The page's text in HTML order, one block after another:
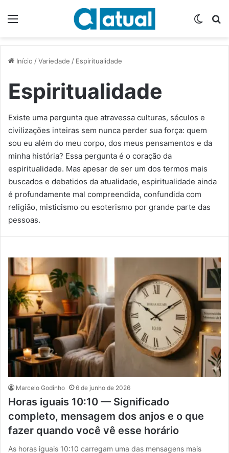
Início /Variedade / Espiritualidade
Espiritualidade
Existe uma pergunta que atravessa culturas, séculos e
civilizações inteiras sem nunca perder sua força: quem
sou eu além do meu corpo, dos meus pensamentos e da
minha história? Essa pergunta é o coração da
espiritualidade. Mas apesar de ser um dos termos mais
buscados e debatidos da atualidade, espiritualidade ainda
é profundamente mal compreendida, confundida com
religião, misticismo ou esoterismo por grande parte das
pessoas.
Marcelo Godinho 6 de junho de 2026
Horas iguais 10:10 — Significado
completo, mensagem dos anjos e o que
fazer quando você vê esse horário
As horas iguais 10:10 carregam uma das mensagens mais